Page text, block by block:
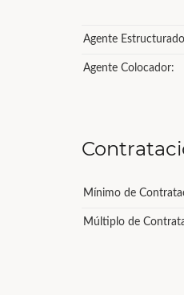
Agente
Agente Colocador:
Mínimo de
Múltiplo de